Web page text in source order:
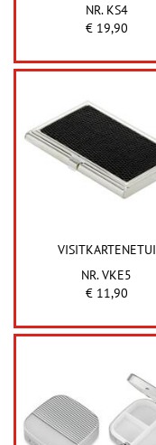
NR. KS4
€ 19,90
VISITKARTENETUI
NR. VKE5
€ 11,90